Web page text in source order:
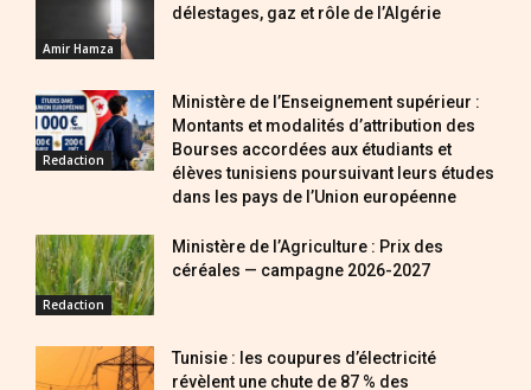
Amir Hamza
délestages, gaz et rôle de l’Algérie
Redaction
Ministère de l’Enseignement supérieur :
Montants et modalités d’attribution des
Bourses accordées aux étudiants et
élèves tunisiens poursuivant leurs études
dans les pays de l’Union européenne
Redaction
Ministère de l’Agriculture : Prix des
céréales — campagne 2026-2027
Tunisie : les coupures d’électricité
révèlent une chute de 87 % des